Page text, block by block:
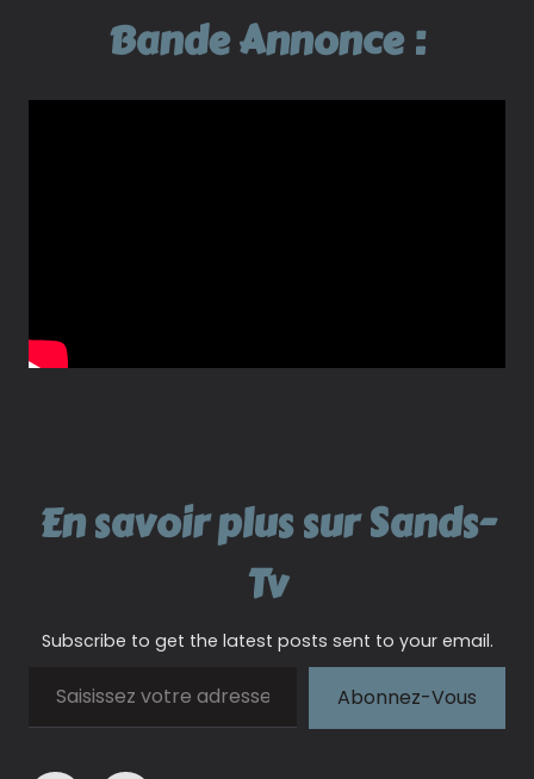
Bande Annonce :
En savoir plus sur Sands-
Tv
Subscribe to get the latest posts sent to your email.
Abonnez-Vous